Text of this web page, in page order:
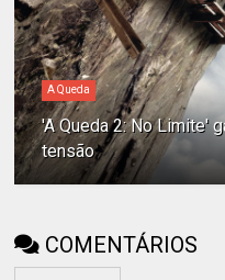
A Queda
'A Queda 2: No Limite'
tensão
COMENTÁRIOS